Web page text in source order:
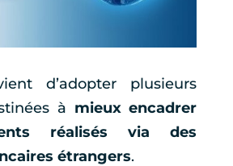
d’adopter plusieurs
à mieux encadrer
réalisés via des
étrangers.